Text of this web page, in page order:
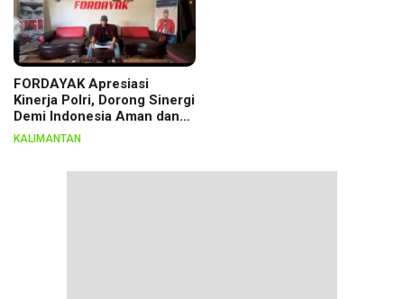
FORDAYAK Apresiasi
Kinerja Polri, Dorong Sinergi
Demi Indonesia Aman dan
Berkeadilan
KALIMANTAN